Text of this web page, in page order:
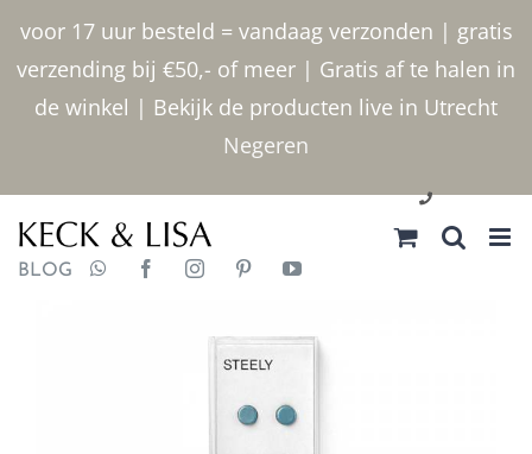
voor 17 uur besteld = vandaag verzonden | gratis
verzending bij €50,- of meer | Gratis af te halen in
de winkel | Bekijk de producten live in Utrecht
Negeren
inhoud
030 2400000
BLOG